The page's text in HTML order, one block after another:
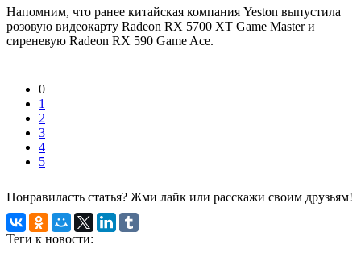
Напомним, что ранее китайская компания Yeston выпустила
розовую видеокарту Radeon RX 5700 XT Game Master и
сиреневую Radeon RX 590 Game Ace.
0
1
2
3
4
5
Понравиласть статья? Жми лайк или расскажи своим друзьям!
Теги к новости: